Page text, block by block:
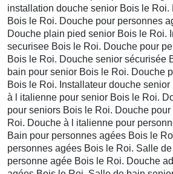
installation douche senior Bois le Roi.
Bois le Roi. Douche pour personnes
Douche plain pied senior Bois le Roi.
securisee Bois le Roi. Douche pour
Bois le Roi. Douche senior sécurisée
bain pour senior Bois le Roi. Douche
Bois le Roi. Installateur douche
à l italienne pour senior Bois le Roi.
pour seniors Bois le Roi. Douche
Roi. Douche à l italienne pour
Bain pour personnes agées Bois le
personnes agées Bois le Roi. Salle
personne agée Bois le Roi. Douche